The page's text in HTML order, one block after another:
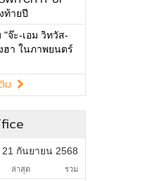
ท้ายปี
จ๊ะ-เอม วิทวัส-
ฮา ในภาพยนตร์
ม
21 กันยายน 2568
ล่าสุด รวม